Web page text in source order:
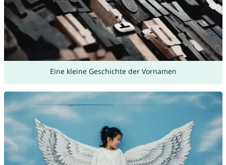
Eine kleine Geschichte der Vornamen